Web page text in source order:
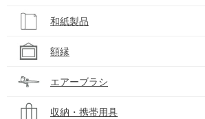
和紙製品
額縁
エアーブラシ
収納・携帯用具